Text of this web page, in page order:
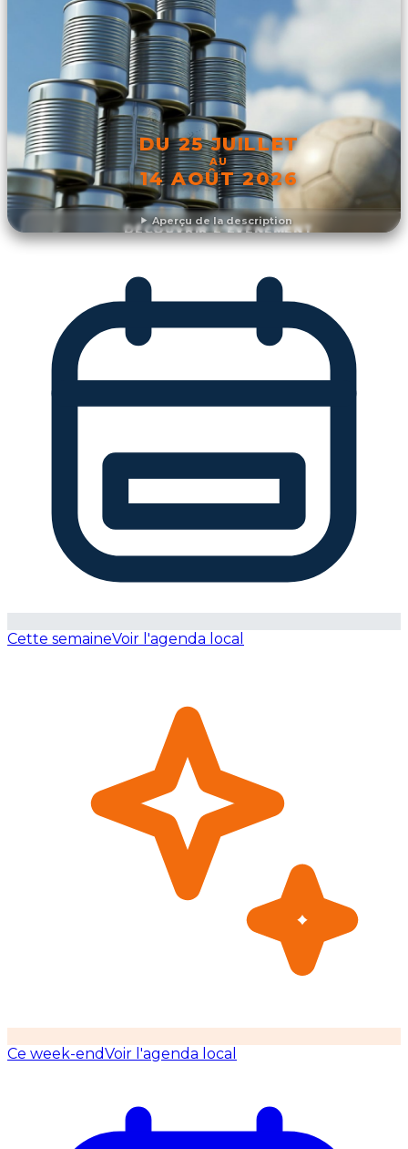
Aperçu de la description
DU 25 JUILLET
AU
14 AOÛT 2026
DÉCOUVRIR L'ÉVÉNEMENT
Cette semaineVoir l'agenda local
Ce week-endVoir l'agenda local